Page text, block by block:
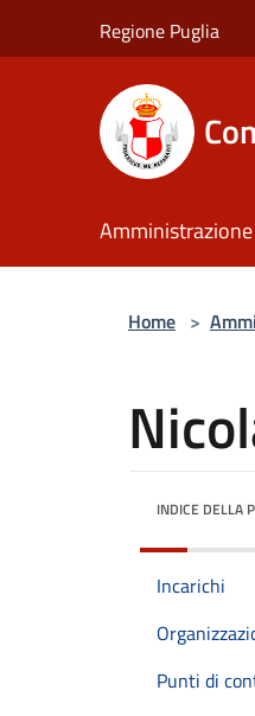
Regione Puglia
Amministrazione
Home >
INDICE DELLA
Incarichi
Punti di